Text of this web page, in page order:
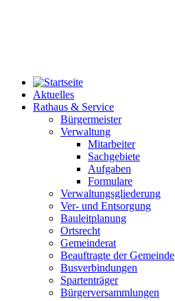
Aktuelles
Rathaus & Service
Bürgermeister
Verwaltung
Mitarbeiter
Sachgebiete
Aufgaben
Formulare
Verwaltungsgliederung
Ver- und Entsorgung
Bauleitplanung
Ortsrecht
Gemeinderat
Beauftragte der Gemeinde
Busverbindungen
Spartenträger
Bürgerversammlungen